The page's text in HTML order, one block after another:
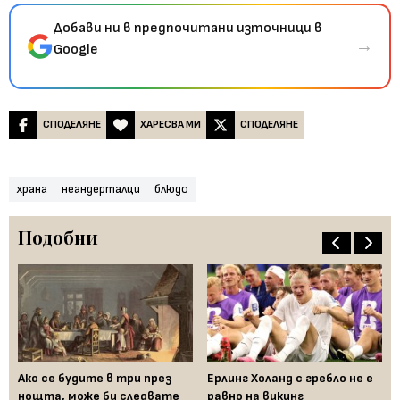
Добави ни в предпочитани източници в
Google
→
СПОДЕЛЯНЕ ХАРЕСВА МИ СПОДЕЛЯНЕ
храна неандерталци блюдо
Подобни
Ако се будите в три през
нощта, може би следвате
Ерлинг Холанд с гребло не е
равно на викинг